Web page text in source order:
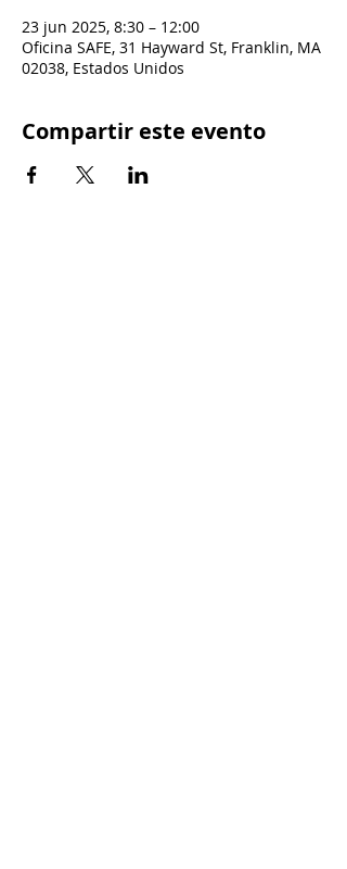
23 jun 2025, 8:30 – 12:00
Oficina SAFE, 31 Hayward St, Franklin, MA
02038, Estados Unidos
Compartir este evento